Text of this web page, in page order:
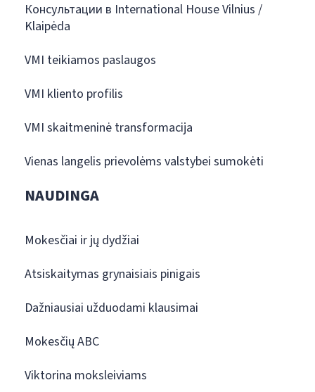
Консультации в International House Vilnius /
Klaipėda
VMI teikiamos paslaugos
VMI kliento profilis
VMI skaitmeninė transformacija
Vienas langelis prievolėms valstybei sumokėti
NAUDINGA
Mokesčiai ir jų dydžiai
Atsiskaitymas grynaisiais pinigais
Dažniausiai užduodami klausimai
Mokesčių ABC
Viktorina moksleiviams